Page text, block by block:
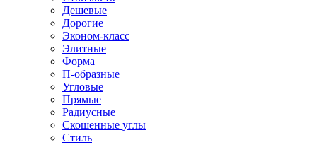
Дешевые
Дорогие
Эконом-класс
Элитные
Форма
П-образные
Угловые
Прямые
Радиусные
Скошенные углы
Стиль